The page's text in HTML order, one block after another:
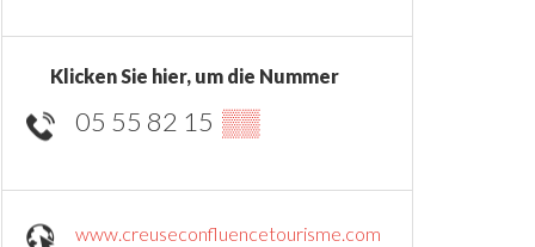
Klicken Sie hier, um die Nummer
05 55 82 15 ▒▒
www.creuseconfluencetourisme.com